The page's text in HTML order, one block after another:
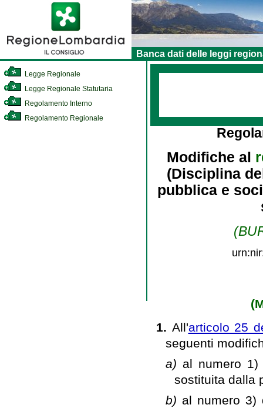
Banca dati delle leggi
Legge Regionale
Legge Regionale Statutaria
Regolamento Interno
Regolamento Regionale
Modifiche al
(Disciplina
pubblica e
1. All'articolo 25
seguenti
a) al numero
sostituita dalla
b) al numero 3)